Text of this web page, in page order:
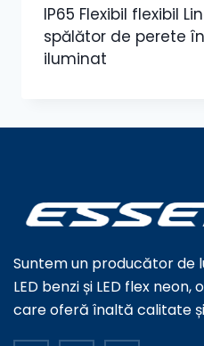
IP65 Flexibil flexibil
spălător de perete
iluminat
Suntem un producător de
LED benzi și LED flex neon,
care oferă înaltă calitate